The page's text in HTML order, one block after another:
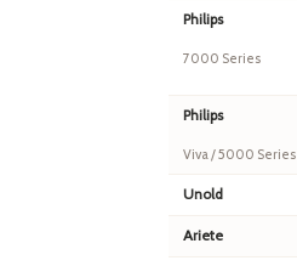
Philips
7000 Series
Philips
Viva / 5000 Series
Unold
Ariete